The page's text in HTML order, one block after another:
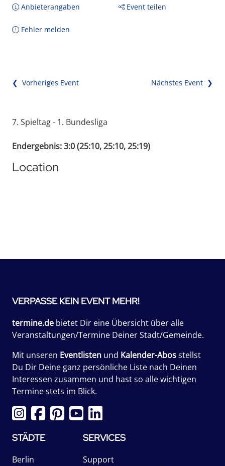
Anbieterangaben Event teilen
Fehler melden
❮ Vorheriges Event Nächstes Event ❯
7. Spieltag - 1. Bundesliga
Endergebnis: 3:0 (25:10, 25:10, 25:19)
Location
VERPASSE KEIN EVENT MEHR!
termine.de bietet Dir eine Übersicht über alle
Veranstaltungen/Termine Deiner Stadt/Gemeinde.
Mit unseren Eventlisten und Kalender-Abosstellst
Du Dir Deine ganz persönliche Liste nach Deinen
Interessen zusammen und hast so alle wichtigen
Termine stets im Blick.
STÄDTE
Berlin
SERVICES
Support